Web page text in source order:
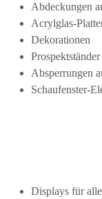
Abdeckungen
Acrylglas-
Dekorationen
Absperrungen
Schaufenster-
Displays für